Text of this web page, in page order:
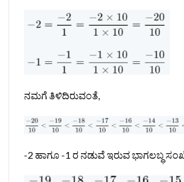
ನಮಗೆ ತಿಳಿದಿರುವಂತೆ,
-2 ಹಾಗೂ -1 ರ ನಡುವೆ ಇರುವ ಭಾಗಲಬ್ಧ